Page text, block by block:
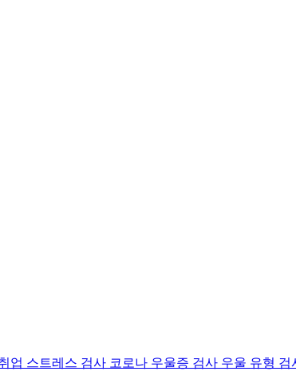
업 스트레스 검사 코로나 우울증 검사 우울 유형 검